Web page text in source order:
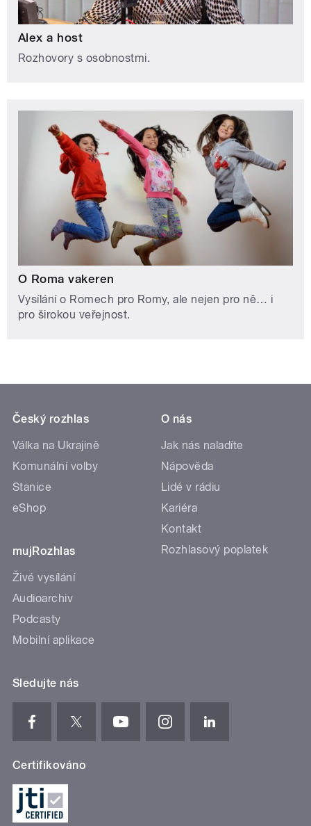
Alex a host
Rozhovory s osobnostmi.
O Roma vakeren
Vysílání o Romech pro Romy, ale nejen pro ně… i
pro širokou veřejnost.
Český rozhlas
Válka na Ukrajině
Komunální volby
Stanice
eShop
mujRozhlas
Živé vysílání
Audioarchiv
Podcasty
Mobilní aplikace
O nás
Jak nás naladíte
Nápověda
Lidé v rádiu
Kariéra
Kontakt
Rozhlasový poplatek
Sledujte nás
Certifikováno